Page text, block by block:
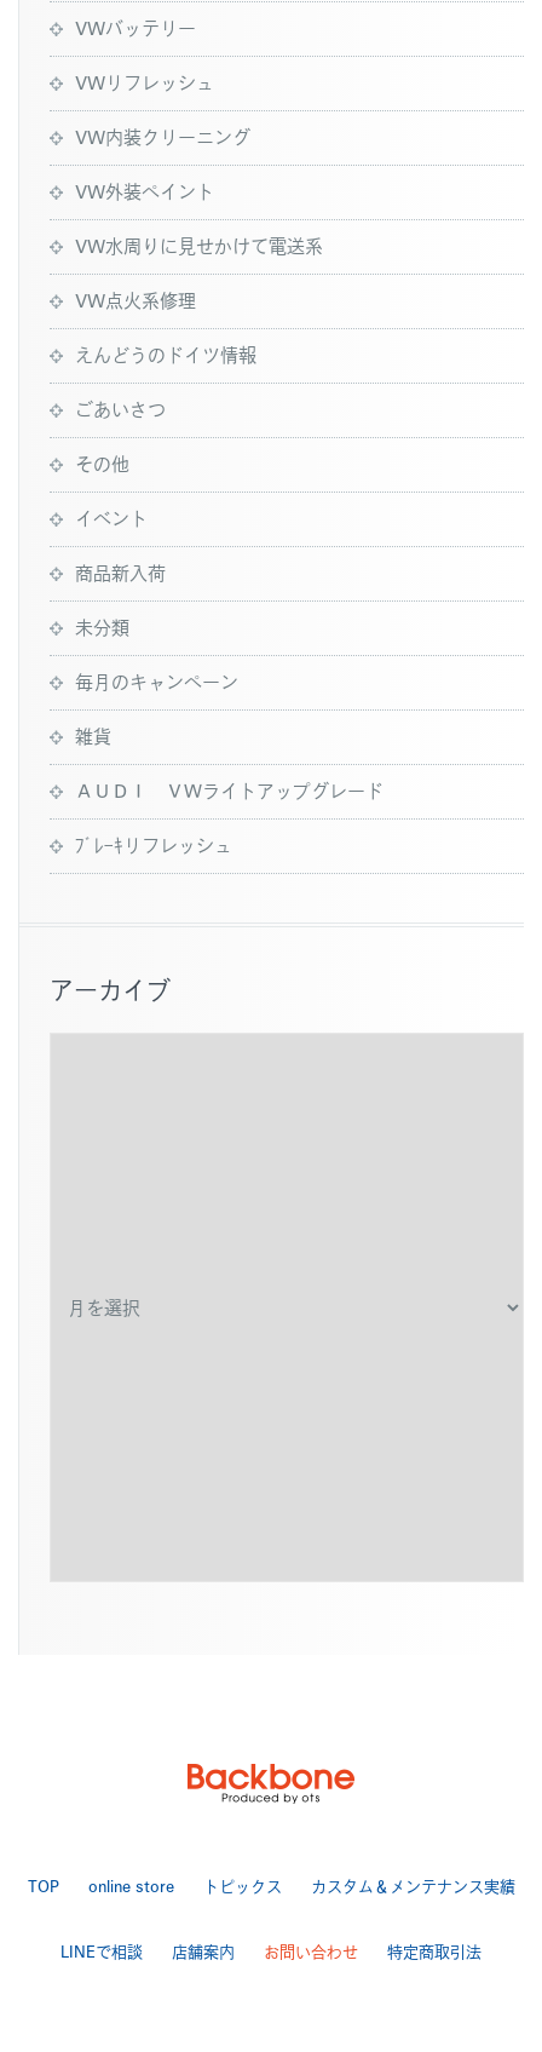
VWバッテリー
VWリフレッシュ
VW内装クリーニング
VW外装ペイント
VW水周りに見せかけて電送系
VW点火系修理
えんどうのドイツ情報
ごあいさつ
その他
イベント
商品新入荷
未分類
毎月のキャンペーン
雑貨
ＡＵＤＩ ＶＷライトアップグレード
ﾌﾞﾚｰｷリフレッシュ
アーカイブ
TOP online store トピックス カスタム＆メンテナンス実績
LINEで相談 店舗案内 お問い合わせ 特定商取引法